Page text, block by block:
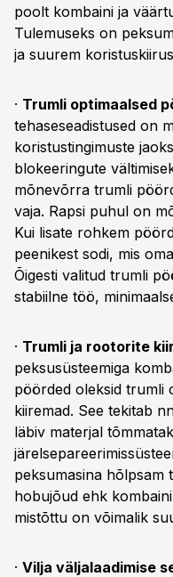
poolt kombaini ja
Tulemuseks on
ja suurem
· Trumli optimaalsed
tehaseseadistused on
koristustingimuste
blokeeringute
mõnevõrra trumli
vaja. Rapsi puhul on
Kui lisate rohkem
peenikest sodi, mis
Õigesti valitud trumli
stabiilne töö,
· Trumli ja rootorite
peksusüsteemiga
pöörded oleksid trumli
kiiremad. See tekitab
läbiv materjal
peksumasina hõlpsam
hobujõud ehk
mistõttu on võimalik
· Vilja väljalaadimise